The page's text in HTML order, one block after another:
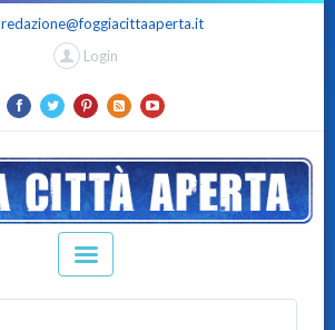
redazione@foggiacittaaperta.it
Login